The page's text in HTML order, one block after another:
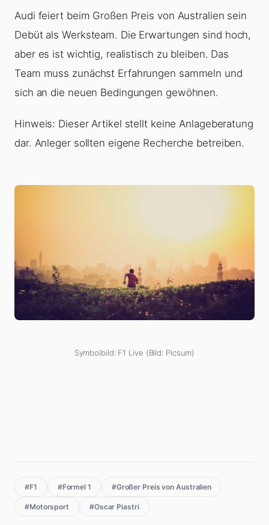
Audi feiert beim Großen Preis von Australien sein
Debüt als Werksteam. Die Erwartungen sind hoch,
aber es ist wichtig, realistisch zu bleiben. Das
Team muss zunächst Erfahrungen sammeln und
sich an die neuen Bedingungen gewöhnen.
Hinweis: Dieser Artikel stellt keine Anlageberatung
dar. Anleger sollten eigene Recherche betreiben.
Symbolbild: F1 Live (Bild: Picsum)
#F1 #Formel 1 #Großer Preis von Australien
#Motorsport #Oscar Piastri